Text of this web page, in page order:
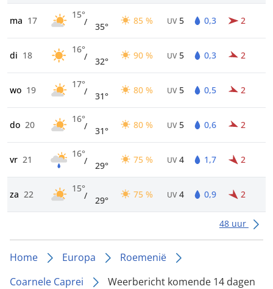
ma 17
15°
/ 35°
85 % UV 5 0,3 2
di 18
16°
/ 32°
90 % UV 5 0,3 2
wo 19
17°
/ 31°
80 % UV 5 0,5 2
do 20
16°
/ 31°
80 % UV 5 0,6 2
vr 21
16°
/ 29°
75 % UV 4 1,7 2
za 22
15°
/ 29°
75 % UV 4 0,9 2
48 uur
Home Europa
Roemenië
Coarnele Caprei
Weerbericht komende 14 dagen